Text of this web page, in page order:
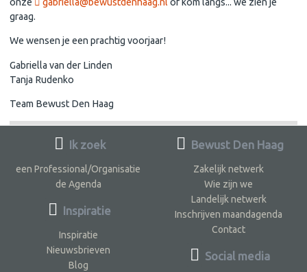
graag.
We wensen je een prachtig voorjaar!
Gabriella van der Linden
Tanja Rudenko
Team Bewust Den Haag
Ik zoek
een Professional/Organisatie
de Agenda
Inspiratie
Inspiratie
Nieuwsbrieven
Blog
Bewust Den Haag
Zakelijk netwerk
Wie zijn we
Landelijk netwerk
Inschrijven maandagenda
Contact
Social media